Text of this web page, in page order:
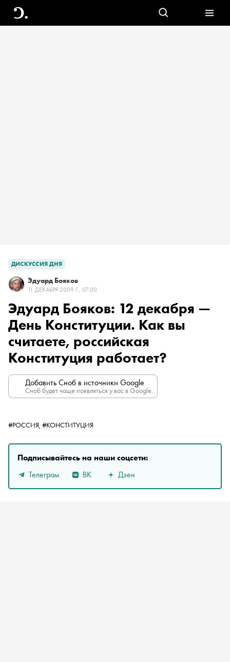
ДИСКУССИЯ ДНЯ
Эдуард Бояков
11 ДЕКАБРЯ 2009 Г., 07:00
Эдуард Бояков: 12 декабря —
День Конституции. Как вы
считаете, российская
Конституция работает?
Добавить Сноб в источники Google
Сноб будет чаще появляться у вас в Google.
#РОССИЯ, #КОНСТИТУЦИЯ
Подписывайтесь на наши соцсети:
Телеграм
ВК Дзен